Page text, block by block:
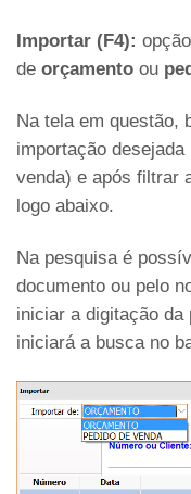
Importar (F4):
de orçamento ou
Na tela em questão,
importação
venda) e após filtrar
logo abaixo.
Na pesquisa é
documento ou pelo
iniciar a digitação da
iniciará a busca no